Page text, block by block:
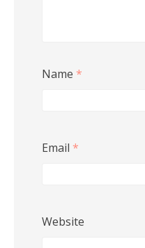
Name *
Email *
Website